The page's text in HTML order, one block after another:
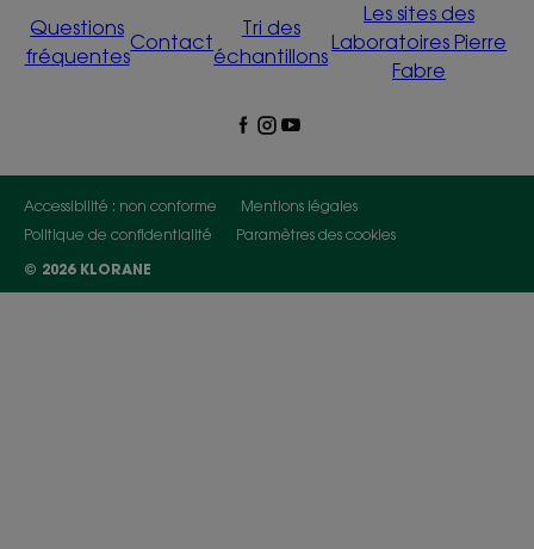
Questions
fréquentes
Contact
Tri des
échantillons
Les sites des
Laboratoires Pierre
Fabre
Accessibilité : non conforme
Mentions légales
Politique de confidentialité
Paramètres des cookies
© 2026 KLORANE